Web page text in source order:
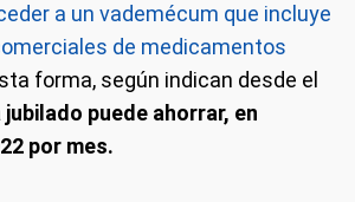
a un vademécum que incluye
de medicamentos
forma, según indican desde el
jubilado puede ahorrar, en
por mes.